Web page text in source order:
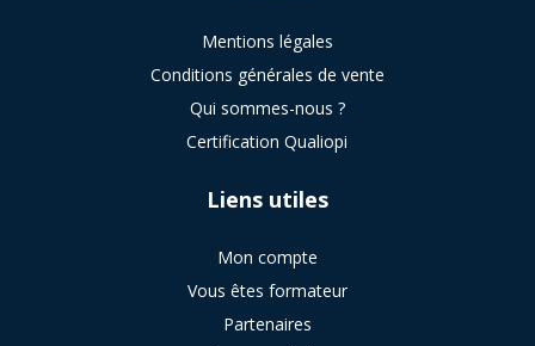
Mentions légales
Conditions générales de vente
Qui sommes-nous ?
Certification Qualiopi
Liens utiles
Mon compte
Vous êtes formateur
Partenaires